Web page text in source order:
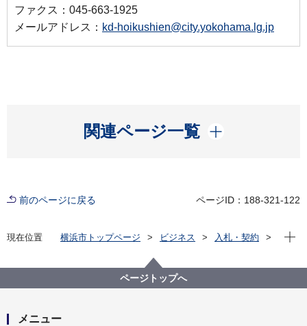
ファクス：045-663-1925
メールアドレス： kd-hoikushien@city.yokohama.lg.jp
関連ページ一覧
開く
前のページに戻る ページID：188-321-122
現在位置 横浜市トップページ ビジネス
入札・契約
【入札結果公開】【公募型指名競争入札】令和５年度
横浜市⼦育て⽀援員研修実施委託
現在
ページトップへ
メニュー